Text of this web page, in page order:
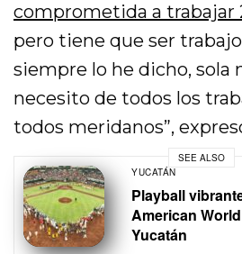
comprometida a trabajar
pero tiene que ser
siempre lo he dicho, sola
necesito de todos los
todos meridanos”,
SEE ALSO
YUCATÁN
Playball
American
Yucatán